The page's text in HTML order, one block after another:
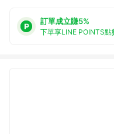
訂單成立賺5%
下單享LINE POINTS點